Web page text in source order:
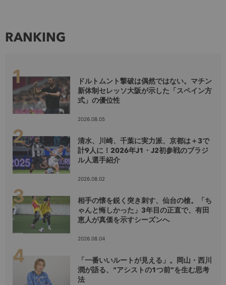
RANKING
ドルトムント撃破は偶然ではない。マチン
新体制セレッソ大阪が示した「スペイン方
式」の優位性
2026.08.05
清水、川崎、千葉に実力派、京都は＋3で
計9人に！2026年J1・J2初参戦のブラジ
ル人選手紹介
2026.08.02
相手の懐を鋭く突き刺す、仙台の槍。「ち
ゃんと悔しかった」3年目の正直で、有田
恵人が真価を示すシーズンへ
2026.08.04
「一番いいルートが見える」。岡山・西川
潤が語る、“アシストの1つ前”を生む思考
法